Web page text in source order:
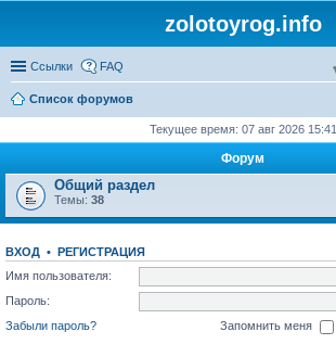
zolotoyrog.info
Ссылки FAQ
Список форумов
Текущее время: 07 авг 2026 15:41
Форум
Общий раздел
Темы: 38
ВХОД • РЕГИСТРАЦИЯ
Имя пользователя:
Пароль:
Забыли пароль?
Запомнить меня